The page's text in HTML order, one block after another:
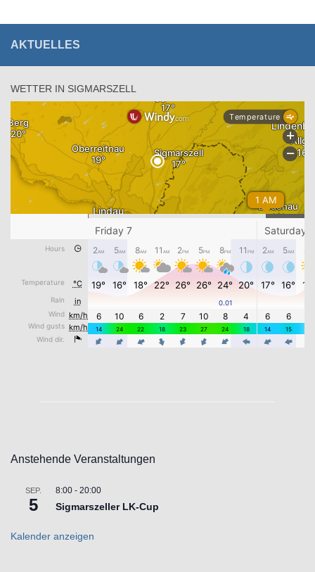
AKTUELLES
WETTER IN SIGMARSZELL
Anstehende Veranstaltungen
SEP.
5
8:00 - 20:00
Sigmarszeller LK-Cup
Kalender anzeigen